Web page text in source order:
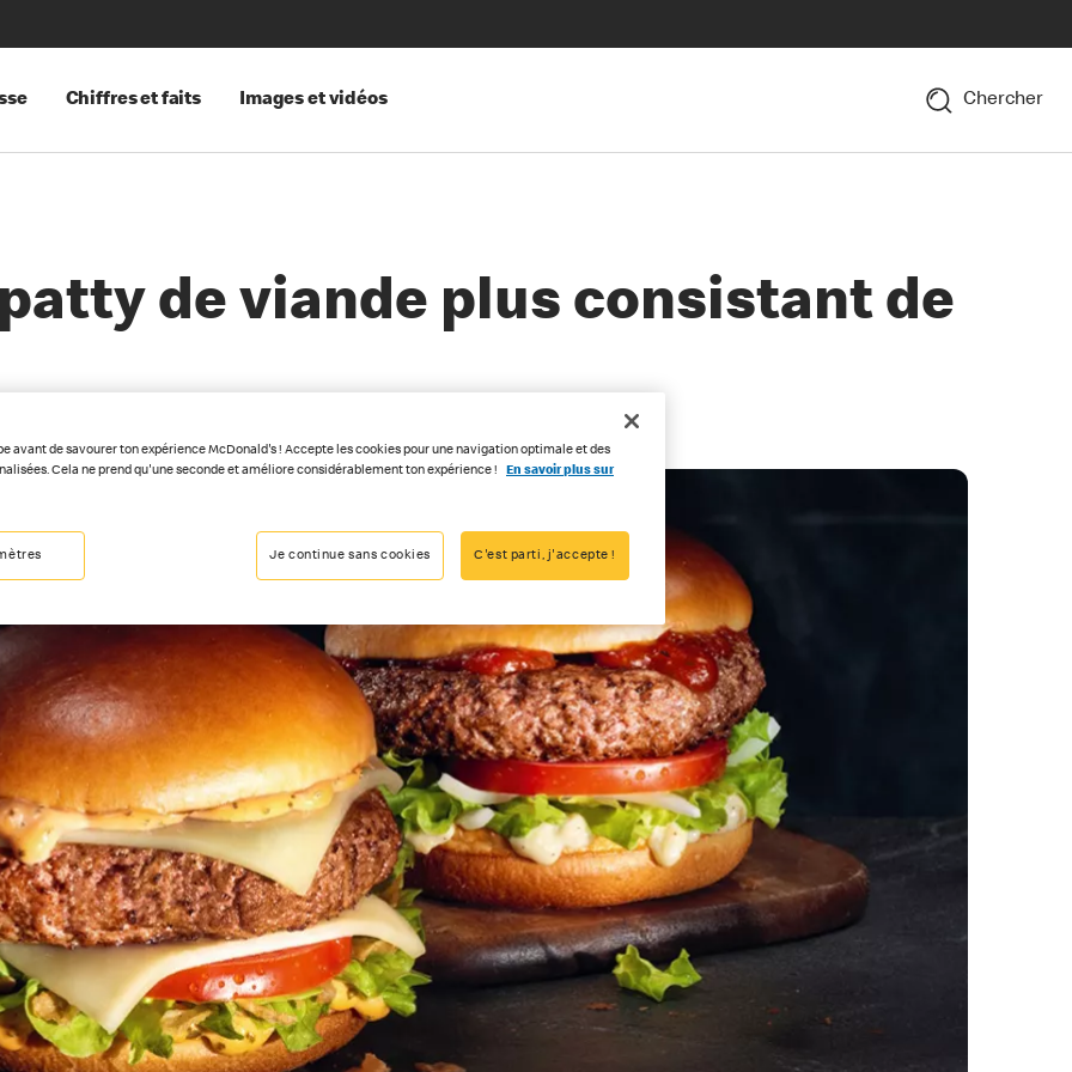
Chiffres et faits Images et vidéos Chercher
de viande plus consistant de
avant de savourer ton expérience McDonald's ! Accepte les cookies pour une navigation optimale et des
Cela ne prend qu'une seconde et améliore considérablement ton expérience !
En savoir plus sur
Je continue sans cookies C'est parti, j'accepte !